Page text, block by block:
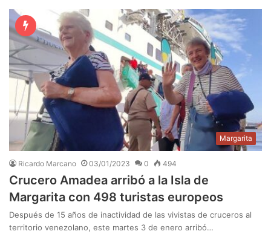
Margarita
Ricardo Marcano 03/01/2023 0 494
Crucero Amadea arribó a la Isla de
Margarita con 498 turistas europeos
Después de 15 años de inactividad de las vivistas de cruceros al
territorio venezolano, este martes 3 de enero arribó…